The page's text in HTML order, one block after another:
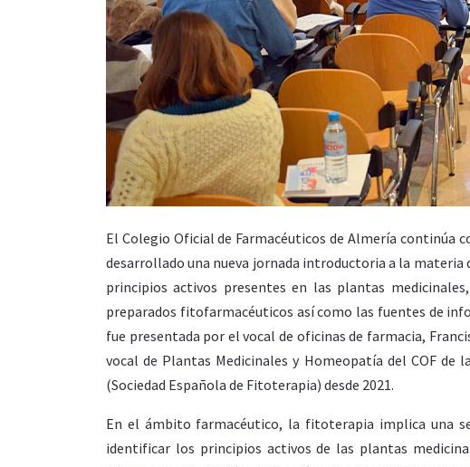
El Colegio Oficial de Farmacéuticos de Almería continúa
desarrollado una nueva jornada introductoria a la
principios activos presentes en las plantas
preparados fitofarmacéuticos así como las fuentes de
fue presentada por el vocal de oficinas de farmacia,
vocal de Plantas Medicinales y Homeopatía del COF de
(Sociedad Española de Fitoterapia) desde 2021.
En el ámbito farmacéutico, la fitoterapia implica una
identificar los principios activos de las plantas